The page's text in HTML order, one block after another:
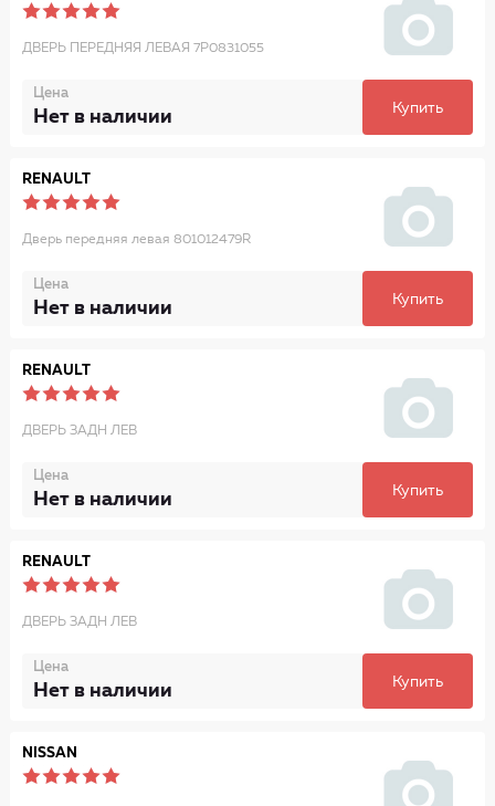
ДВЕРЬ ПЕРЕДНЯЯ ЛЕВАЯ 7P0831055
Цена
Нет в наличии Купить
RENAULT
Дверь передняя левая 801012479R
Цена
Нет в наличии Купить
RENAULT
ДВЕРЬ ЗАДН ЛЕВ
Цена
Нет в наличии Купить
RENAULT
ДВЕРЬ ЗАДН ЛЕВ
Цена
Нет в наличии Купить
NISSAN